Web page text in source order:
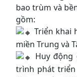
bao trùm và
gồm:
Triển khai
miền Trung và
Huy động
trình phát triển